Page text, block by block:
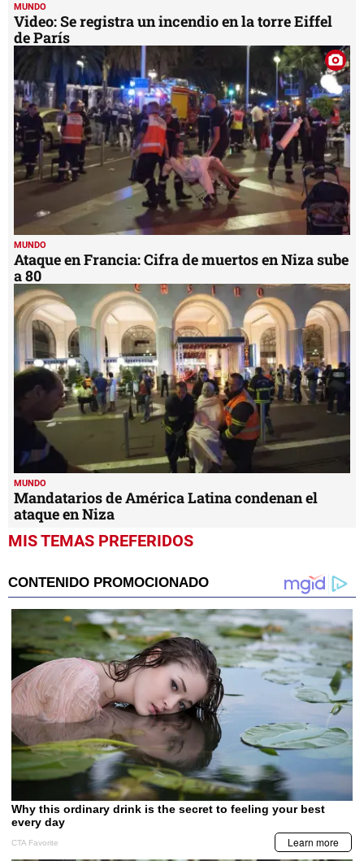
MUNDO
Video: Se registra un incendio en la torre Eiffel
de París
MUNDO
Ataque en Francia: Cifra de muertos en Niza sube
a 80
MUNDO
Mandatarios de América Latina condenan el
ataque en Niza
MIS TEMAS PREFERIDOS